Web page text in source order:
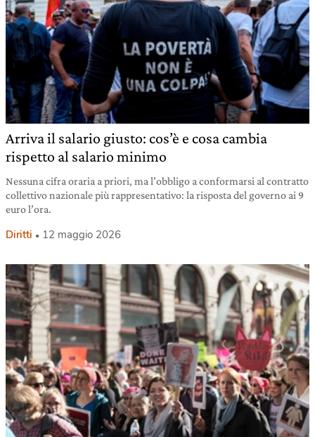
Arriva il salario giusto: cos’è e cosa cambia
rispetto al salario minimo
Nessuna cifra oraria a priori, ma l’obbligo a conformarsi al contratto
collettivo nazionale più rappresentativo: la risposta del governo ai 9
euro l’ora.
Diritti 12 maggio 2026